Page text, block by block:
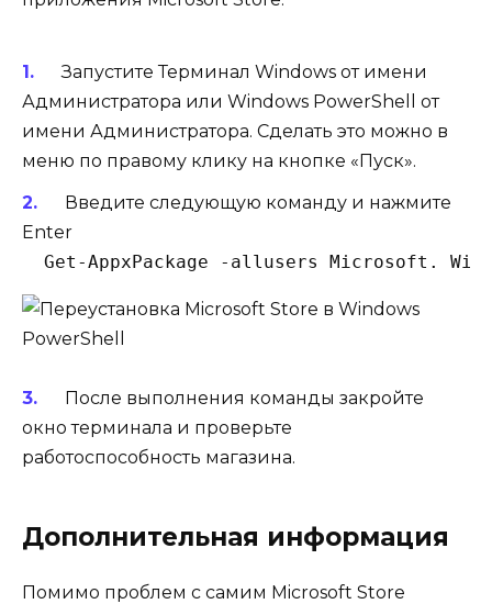
Запустите Терминал Windows от имени
Администратора или Windows PowerShell от
имени Администратора. Сделать это можно в
меню по правому клику на кнопке «Пуск».
Введите следующую команду и нажмите
Enter
Get-AppxPackage -allusers Microsoft.
После выполнения команды закройте
окно терминала и проверьте
работоспособность магазина.
Дополнительная информация
Помимо проблем с самим Microsoft Store